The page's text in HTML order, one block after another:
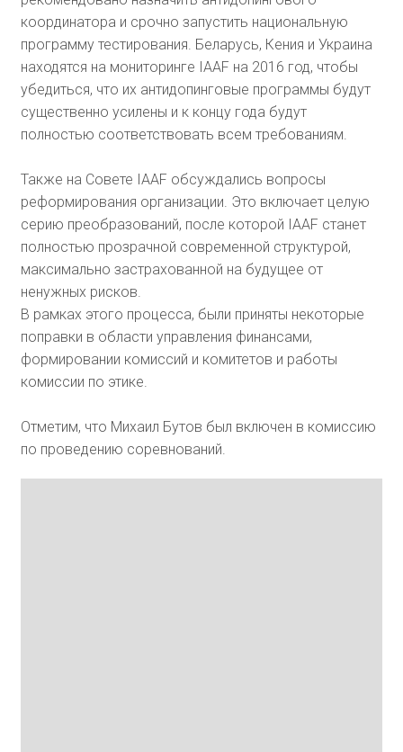
координатора и срочно запустить национальную
программу тестирования. Беларусь, Кения и Украина
находятся на мониторинге IAAF на 2016 год, чтобы
убедиться, что их антидопинговые программы будут
существенно усилены и к концу года будут
полностью соответствовать всем требованиям.
Также на Совете IAAF обсуждались вопросы
реформирования организации. Это включает целую
серию преобразований, после которой IAAF станет
полностью прозрачной современной структурой,
максимально застрахованной на будущее от
ненужных рисков.
В рамках этого процесса, были приняты некоторые
поправки в области управления финансами,
формировании комиссий и комитетов и работы
комиссии по этике.
Отметим, что Михаил Бутов был включен в комиссию
по проведению соревнований.